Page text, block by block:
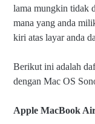
lama mungkin tidak
mana yang anda
kiri atas layar anda
Berikut ini adalah
dengan Mac OS
Apple MacBook